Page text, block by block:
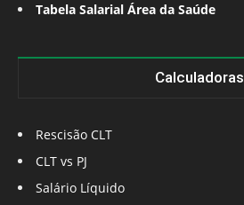
Tabela Salarial Área da Saúde
Calculadoras
Rescisão CLT
CLT vs PJ
Salário Líquido